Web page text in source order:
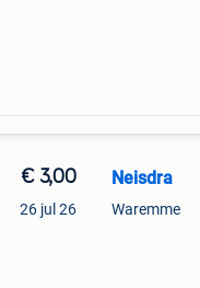
€ 3,00
26 jul 26
Neisdra
Waremme